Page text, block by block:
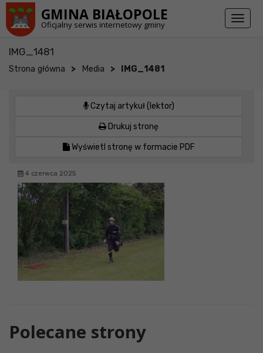
GMINA BIAŁOPOLE
Oficjalny serwis internetowy gminy
Toggle
IMG_1481
Strona główna > Media > IMG_1481
Czytaj artykuł (lektor)
Drukuj stronę
Wyświetl stronę w formacie PDF
4 czerwca 2025
Polecane strony